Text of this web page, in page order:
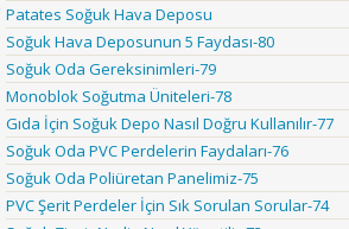
Patates Soğuk Hava Deposu
Soğuk Hava Deposunun 5 Faydası-80
Soğuk Oda Gereksinimleri-79
Monoblok Soğutma Üniteleri-78
Gıda İçin Soğuk Depo Nasıl Doğru Kullanılır-77
Soğuk Oda PVC Perdelerin Faydaları-76
Soğuk Oda Poliüretan Panelimiz-75
PVC Şerit Perdeler İçin Sık Sorulan Sorular-74